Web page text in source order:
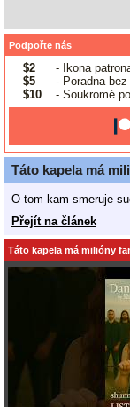
Podpořte nás
$2
- Ikona
$5
- Poradna bez
$10
- Soukromé
Táto kapela má
O tom kam smeruje
Přejít na článek
Táto kapela má milióny